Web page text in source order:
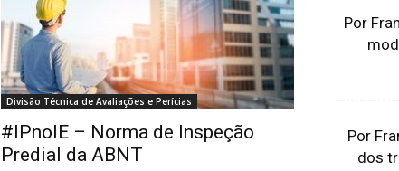
Divisão Técnica de Avaliações e Perícias
#IPnoIE – Norma de Inspeção
Predial da ABNT
Por
Por
dos